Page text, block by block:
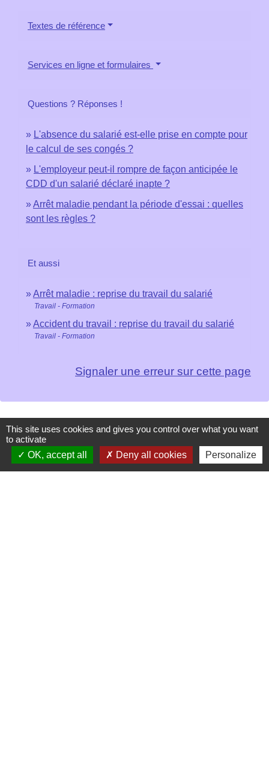
Textes de référence
Services en ligne et formulaires
Questions ? Réponses !
L'absence du salarié est-elle prise en compte pour
le calcul de ses congés ?
L'employeur peut-il rompre de façon anticipée le
CDD d'un salarié déclaré inapte ?
Arrêt maladie pendant la période d'essai : quelles
sont les règles ?
Et aussi
Arrêt maladie : reprise du travail du salarié
Travail - Formation
Accident du travail : reprise du travail du salarié
Travail - Formation
Signaler une erreur sur cette page
Contacts
Mairie de Les Chapelles
This site uses cookies and gives you control over what you want
to activate
OK, accept all
Deny all cookies Personalize